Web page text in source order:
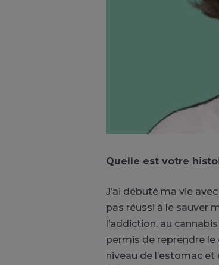
Quelle est votre
J’ai débuté ma vie
pas réussi à le sauver
l’addiction, au
permis de reprendre le
niveau de l’estomac et